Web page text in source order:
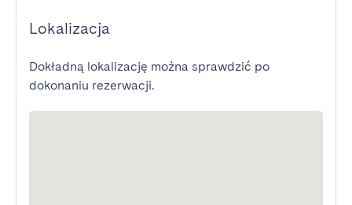
Lokalizacja
Dokładną lokalizację można sprawdzić po
dokonaniu rezerwacji.